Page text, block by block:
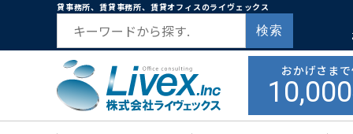
貸事務所、賃貸事務所、賃貸オフィスのライヴェックス
検索
おかげさま
10,000